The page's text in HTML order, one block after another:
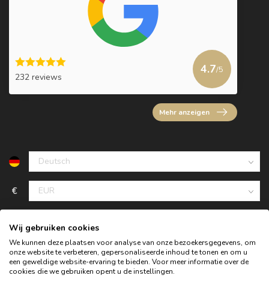
232 reviews
4.7/5
Mehr anzeigen
€
Wij gebruiken cookies
We kunnen deze plaatsen voor analyse van onze bezoekersgegevens, om
onze website te verbeteren, gepersonaliseerde inhoud te tonen en om u
een geweldige website-ervaring te bieden. Voor meer informatie over de
cookies die we gebruiken opent u de instellingen.